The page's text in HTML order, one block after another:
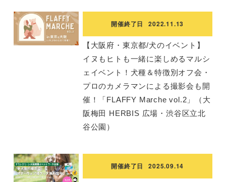
開催終了日 2022.11.13
【大阪府・東京都/犬のイベント】
イヌもヒトも一緒に楽しめるマルシ
ェイベント！犬種＆特徴別オフ会・
プロのカメラマンによる撮影会も開
催！「FLAFFY Marche vol.2」（大
阪梅田 HERBIS 広場・渋谷区立北
谷公園）
開催終了日 2025.09.14